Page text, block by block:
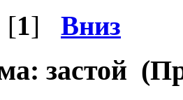
[1] Вниз
застой